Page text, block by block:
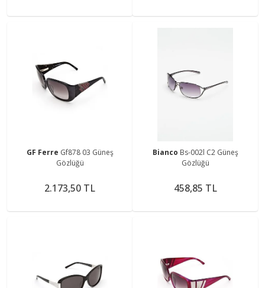
GF Ferre Gf878 03 Güneş
Gözlüğü
2.173,50 TL
Bianco Bs-002l C2 Güneş
Gözlüğü
458,85 TL